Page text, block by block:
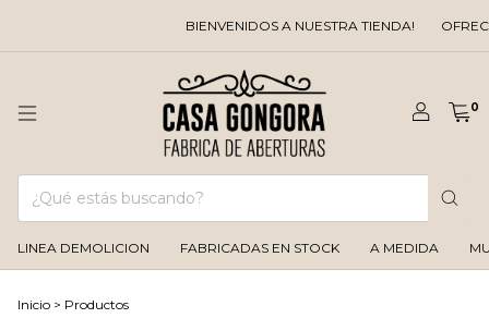
BIENVENIDOS A NUESTRA TIENDA! OFRECEMOS
0
LINEA DEMOLICION FABRICADAS EN STOCK A MEDIDA
Inicio > Productos